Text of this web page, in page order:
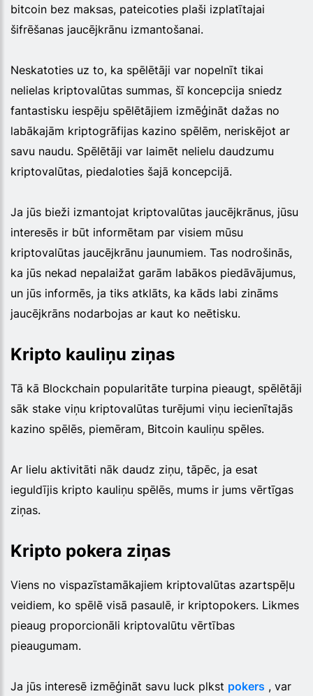
bitcoin bez maksas, pateicoties plaši izplatītajai
šifrēšanas jaucējkrānu izmantošanai.
Neskatoties uz to, ka spēlētāji var nopelnīt tikai
nelielas kriptovalūtas summas, šī koncepcija sniedz
fantastisku iespēju spēlētājiem izmēģināt dažas no
labākajām kriptogrāfijas kazino spēlēm, neriskējot ar
savu naudu. Spēlētāji var laimēt nelielu daudzumu
kriptovalūtas, piedaloties šajā koncepcijā.
Ja jūs bieži izmantojat kriptovalūtas jaucējkrānus, jūsu
interesēs ir būt informētam par visiem mūsu
kriptovalūtas jaucējkrānu jaunumiem. Tas nodrošinās,
ka jūs nekad nepalaižat garām labākos piedāvājumus,
un jūs informēs, ja tiks atklāts, ka kāds labi zināms
jaucējkrāns nodarbojas ar kaut ko neētisku.
Kripto kauliņu ziņas
Tā kā Blockchain popularitāte turpina pieaugt, spēlētāji
sāk stake viņu kriptovalūtas turējumi viņu iecienītajās
kazino spēlēs, piemēram, Bitcoin kauliņu spēles.
Ar lielu aktivitāti nāk daudz ziņu, tāpēc, ja esat
ieguldījis kripto kauliņu spēlēs, mums ir jums vērtīgas
ziņas.
Kripto pokera ziņas
Viens no vispazīstamākajiem kriptovalūtas azartspēļu
veidiem, ko spēlē visā pasaulē, ir kriptopokers. Likmes
pieaug proporcionāli kriptovalūtu vērtības
pieaugumam.
Ja jūs interesē izmēģināt savu luck plkst pokers , var